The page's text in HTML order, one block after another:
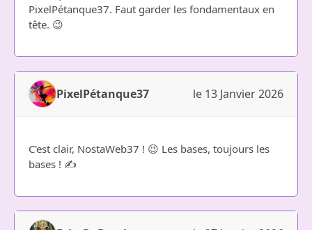
PixelPétanque37. Faut garder les fondamentaux en
tête. 😉
PixelPétanque37 le 13 Janvier 2026
C'est clair, NostaWeb37 ! 😉 Les bases, toujours les
bases ! ✍️